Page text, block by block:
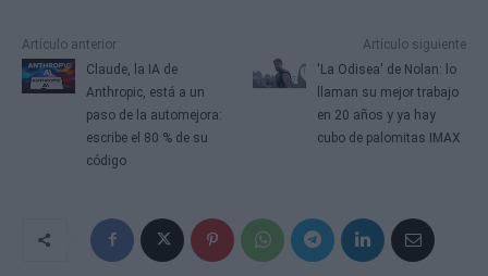
Artículo anterior
Claude, la IA de
Anthropic, está a un
paso de la automejora:
escribe el 80 % de su
código
Artículo siguiente
'La Odisea' de Nolan: lo
llaman su mejor trabajo
en 20 años y ya hay
cubo de palomitas IMAX